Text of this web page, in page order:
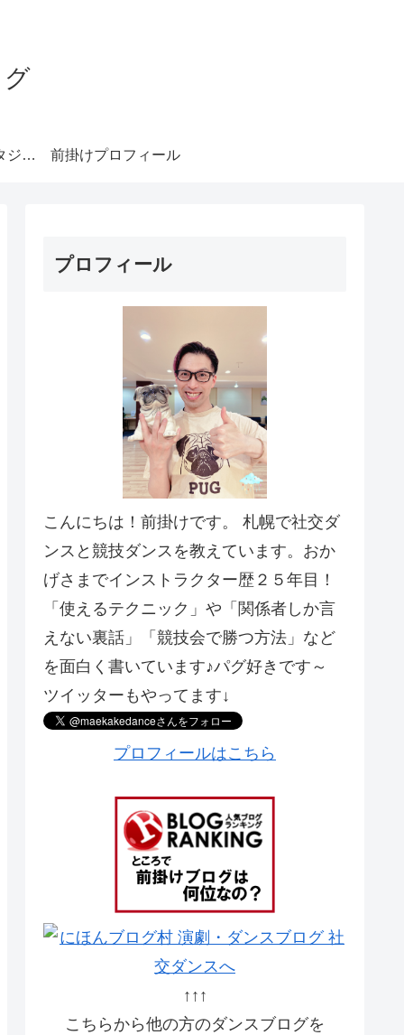
みやもとダンススタジオ札幌 前掛けプロフィール
プロフィール
こんにちは！前掛けです。 札幌で社交ダ
ンスと競技ダンスを教えています。おか
げさまでインストラクター歴２５年目！
「使えるテクニック」や「関係者しか言
えない裏話」「競技会で勝つ方法」など
を面白く書いています♪パグ好きです～
ツイッターもやってます↓
プロフィールはこちら
↑↑↑
こちらから他の方のダンスブログを